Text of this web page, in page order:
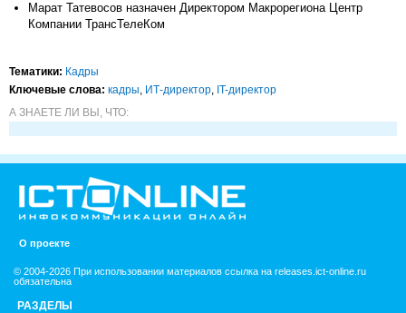
Марат Татевосов назначен Директором Макрорегиона Центр
Компании ТрансТелеКом
Тематики: Кадры
Ключевые слова: кадры, ИТ-директор, IT-директор
А ЗНАЕТЕ ЛИ ВЫ, ЧТО:
О проекте
© 2004-2026 При использовании материалов ссылка на releases.ict-online.ru
обязательна
РАЗДЕЛЫ